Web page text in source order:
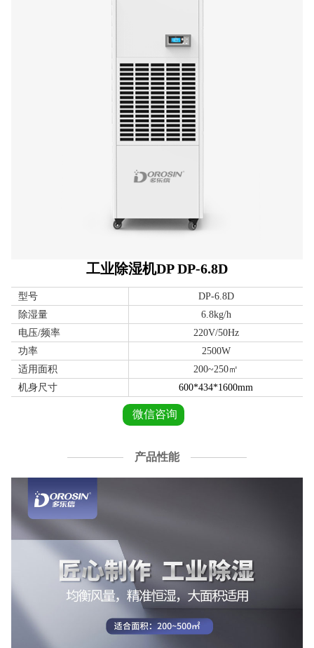
工业除湿机DP DP-6.8D
型号
DP-6.8D
除湿量
6.8kg/h
电压/频率
220V/50Hz
功率
2500W
适用面积
200~250㎡
机身尺寸
600*434*1600mm
微信咨询
产品性能